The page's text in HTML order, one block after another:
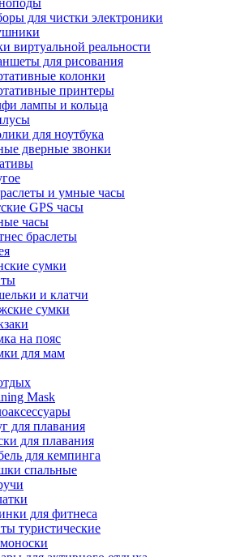
для чистки электроники
виртуальной реальности
для рисования
колонки
принтеры
лампы и кольца
для ноутбука
дверные звонки
и умные часы
GPS часы
часы
браслеты
сумки
и клатчи
сумки
на пояс
для мам
Mask
для плавания
для плавания
для кемпинга
спальные
для фитнеса
туристические